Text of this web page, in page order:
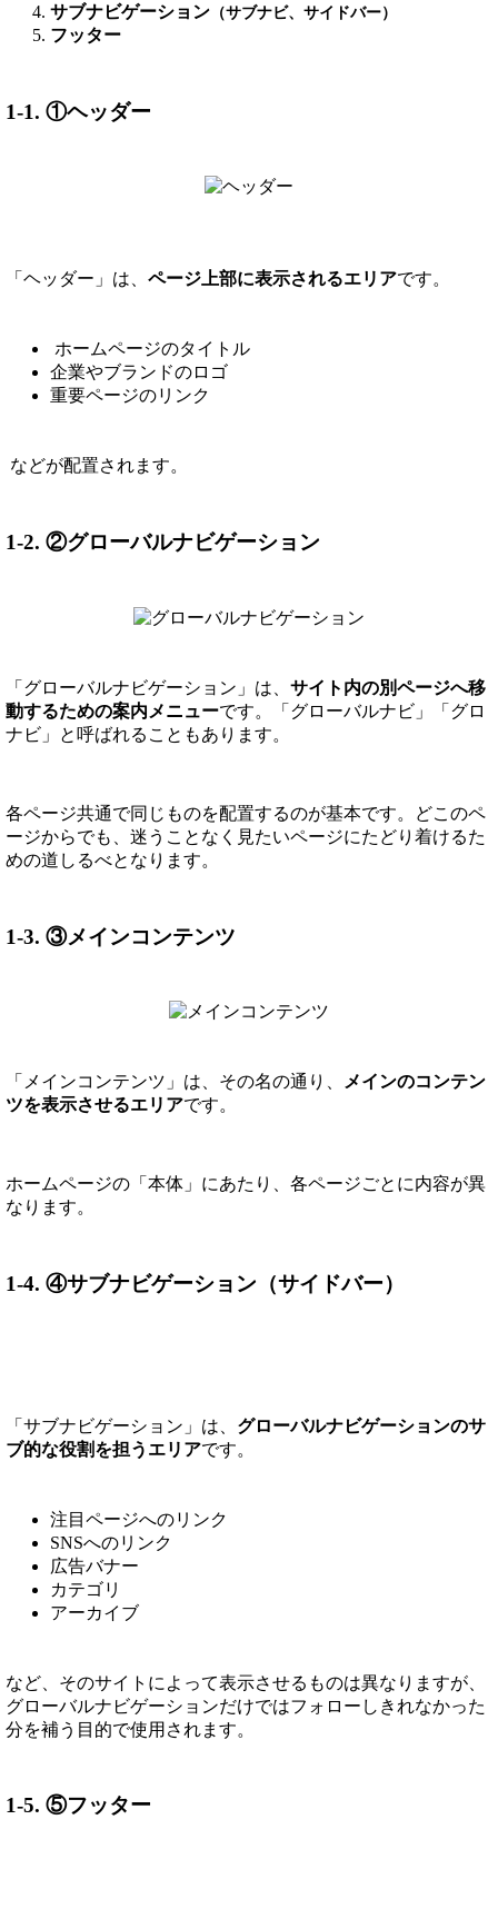
サブナビゲーション （サブナビ、サイドバー）
フッター
1-1. ①ヘッダー
「ヘッダー」は、 ページ上部に表示されるエリアです。
ホームページのタイトル
企業やブランドのロゴ
重要ページのリンク
などが配置されます。
1-2. ②グローバルナビゲーション
「グローバルナビゲーション」は、 サイト内の別ページへ移
動するための案内メニューです。「グローバルナビ」「グロ
ナビ」と呼ばれることもあります。
各ページ共通で同じものを配置するのが基本です。どこのペ
ージからでも、迷うことなく見たいページにたどり着けるた
めの道しるべとなります。
1-3. ③メインコンテンツ
「メインコンテンツ」は、その名の通り、
メインのコンテン
ツを表示させるエリアです。
ホームページの「本体」にあたり、各ページごとに内容が異
なります。
1-4. ④サブナビゲーション（サイドバー）
「サブナビゲーション」は、 グローバルナビゲーションのサ
ブ的な役割を担うエリアです。
注目ページへのリンク
SNSへのリンク
広告バナー
カテゴリ
アーカイブ
など、そのサイトによって表示させるものは異なりますが、
グローバルナビゲーションだけではフォローしきれなかった
分を補う目的で使用されます。
1-5. ⑤フッター